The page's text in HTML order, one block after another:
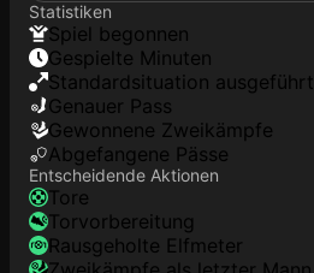
Statistiken
Spiel begonnen
Gespielte Minuten
Standardsituation ausgeführt
genauer Pass
Gewonnene Zweikämpfe
Abgefangene Pässe
Entscheidende Aktionen
Tore
Torvorbereitung
rausgeholte Elfmeter